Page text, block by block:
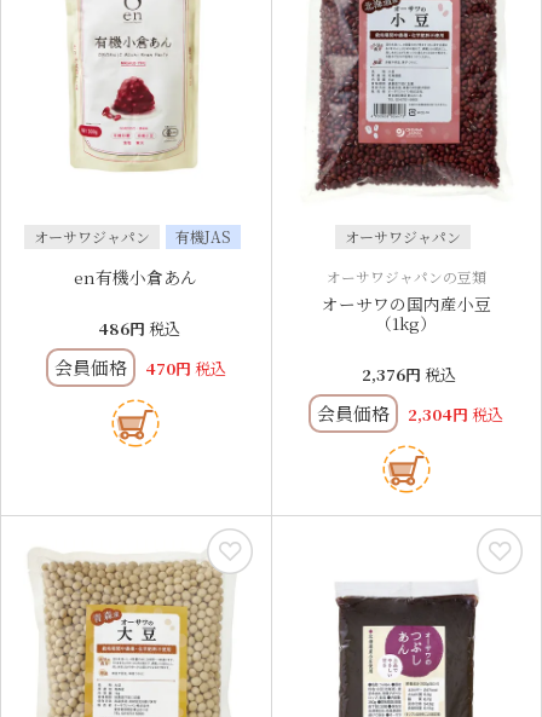
オーサワジャパン 有機JAS
en有機小倉あん
486 税込
会員価格 470 税込
オーサワジャパン
オーサワジャパンの豆類
オーサワの国内産小豆
（1kg）
2,376 税込
会員価格 2,304 税込